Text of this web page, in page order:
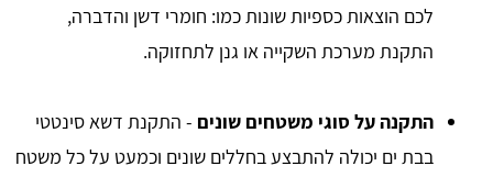
לכם הוצאות כספיות שונות כמו: חומרי דשן והדברה,
התקנת מערכת השקייה או גנן לתחזוקה.
התקנה על סוגי משטחים שונים - התקנת דשא סינטטי
בבת ים יכולה להתבצע בחללים שונים וכמעט על כל משטח